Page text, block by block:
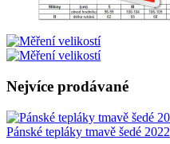
Nejvíce prodávané
Pánské tepláky tmavě šedé 2022